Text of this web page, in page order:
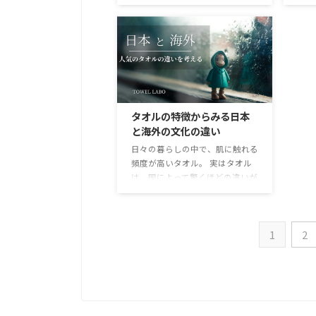
FooTokyo（フートウキョウ）
Foo Tokyoは上 ...
まであらゆるところに影響するか
らです。 今回は、綺麗に使い続
けるためには「コットン」と「化
学繊維」のどちらが良いのかを解
説していきます。 実は汚れにく
さはコットンが有利 化学繊維と
いうとタオルではポリエステル、
レーヨン、ナイロンあたりが使用
されます。 これらを使うと糸が
細くなったり、天然素材でないこ
とから安定した品質なものができ
あがり人気があります。特に最近
タオルの特徴からみる日本
と海外の文化の違い
日々の暮らしの中で、肌に触れる
頻度が高いタオル。 実はタオル
は、国によって驚くほどの違いが
1 2